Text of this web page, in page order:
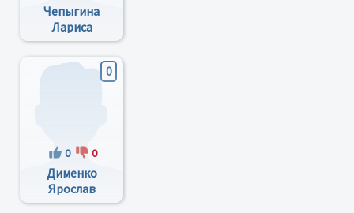
Чепыгина
Лариса
Павловна
0
0 0
Дименко
Ярослав
Викторович